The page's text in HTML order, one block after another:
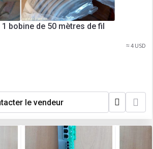
bobine de 50 mètres de fil
≈ 4 USD
le vendeur